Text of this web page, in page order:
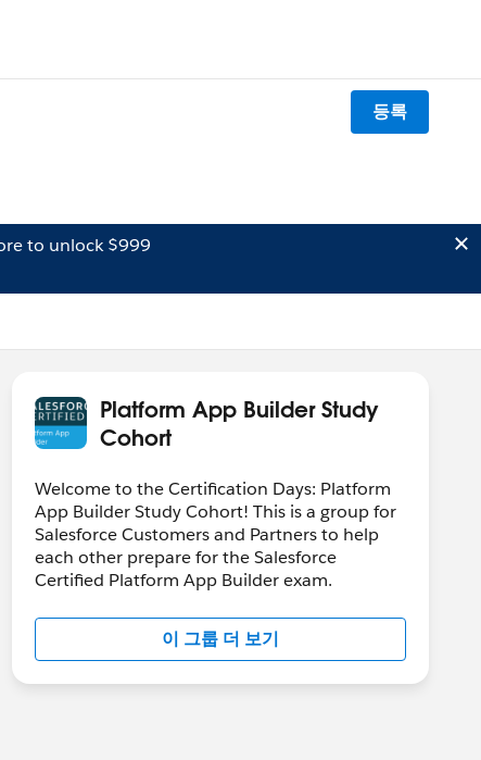
등록
to unlock $999
Platform App Builder Study
Cohort
Welcome to the Certification Days: Platform
App Builder Study Cohort! This is a group for
Salesforce Customers and Partners to help
each other prepare for the Salesforce
Certified Platform App Builder exam.
이 그룹 더 보기